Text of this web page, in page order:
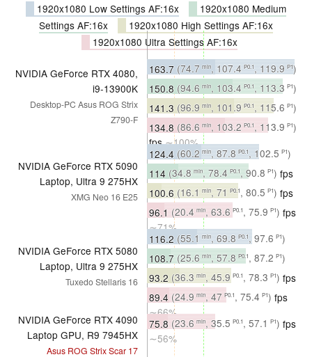
1920x1080 Low Settings AF:16x
1920x1080 Medium
Settings AF:16x
1920x1080 High Settings AF:16x
1920x1080 Ultra Settings AF:16x
NVIDIA GeForce RTX 4080,
i9-13900K
Desktop-PC Asus ROG Strix
Z790-F
163.7 (74.7 min, 107.4 P0.1, 119.9 P1)
fps ∼100%
150.8 (94.6 min, 103.4 P0.1, 113.3 P1)
fps ∼100%
141.3 (96.9 min, 101.9 P0.1, 115.6 P1)
fps ∼100%
134.8 (86.6 min, 103.2 P0.1, 113.9 P1)
fps∼100%
NVIDIA GeForce RTX 5090
Laptop, Ultra 9 275HX
XMG Neo 16 E25
124.4 (60.2 min, 87.8 P0.1, 102.5 P1)
fps ∼76%
114 (34.8 min, 78.4 P0.1, 90.8 P1) fps
∼76%
100.6(16.1 min, 71 P0.1, 80.5 P1) fps
∼71%
96.1 (20.4 min, 63.6 P0.1, 75.9 P1) fps
∼71%
NVIDIA GeForce RTX 5080
Laptop, Ultra 9 275HX
Tuxedo Stellaris 16
116.2 (55.1 min, 69.8 P0.1, 97.6 P1)
fps ∼71%
108.7(25.6 min, 57.8 P0.1, 87.2 P1)
fps∼72%
93.2 (36.3 min, 45.9 P0.1, 78.3 P1) fps
∼66%
89.4 (24.9 min, 47 P0.1, 75.4 P1) fps
∼66%
NVIDIA GeForce RTX 4090
Laptop GPU, R9 7945HX
Asus ROG Strix Scar 17
75.8 (23.6 min, 35.5 P0.1, 57.1 P1) fps
∼56%